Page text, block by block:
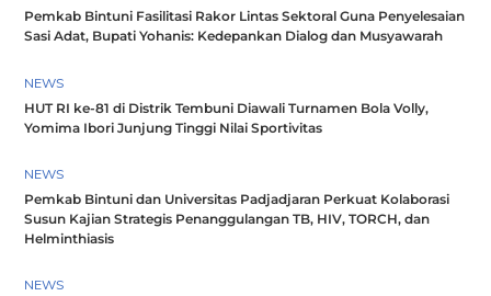
Pemkab Bintuni Fasilitasi Rakor Lintas Sektoral Guna Penyelesaian
Sasi Adat, Bupati Yohanis: Kedepankan Dialog dan Musyawarah
NEWS
HUT RI ke-81 di Distrik Tembuni Diawali Turnamen Bola Volly,
Yomima Ibori Junjung Tinggi Nilai Sportivitas
NEWS
Pemkab Bintuni dan Universitas Padjadjaran Perkuat Kolaborasi
Susun Kajian Strategis Penanggulangan TB, HIV, TORCH, dan
Helminthiasis
NEWS